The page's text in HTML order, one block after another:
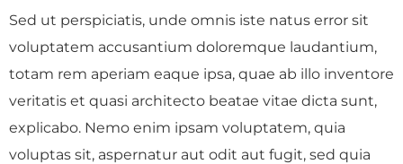
Sed ut perspiciatis, unde omnis iste natus error sit
voluptatem accusantium doloremque laudantium,
totam rem aperiam eaque ipsa, quae ab illo inventore
veritatis et quasi architecto beatae vitae dicta sunt,
explicabo. Nemo enim ipsam voluptatem, quia
voluptas sit, aspernatur aut odit aut fugit, sed quia